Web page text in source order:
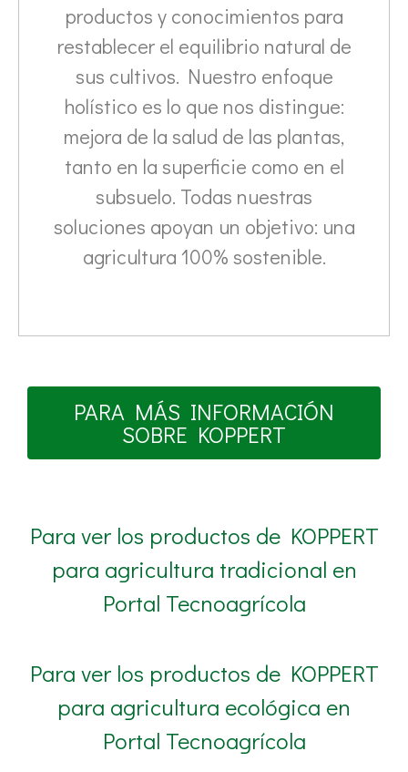
productos y conocimientos para
restablecer el equilibrio natural de
sus cultivos. Nuestro enfoque
holístico es lo que nos distingue:
mejora de la salud de las plantas,
tanto en la superficie como en el
subsuelo. Todas nuestras
soluciones apoyan un objetivo: una
agricultura 100% sostenible.
PARA MÁS INFORMACIÓN
SOBRE KOPPERT
Para ver los productos de KOPPERT
para agricultura tradicional en
Portal Tecnoagrícola
Para ver los productos de KOPPERT
para agricultura ecológica en
Portal Tecnoagrícola